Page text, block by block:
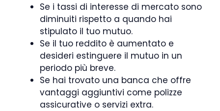
Se i tassi di interesse di mercato sono
diminuiti rispetto a quando hai
stipulato il tuo mutuo.
Se il tuo reddito è aumentato e
desideri estinguere il mutuo in un
periodo più breve.
Se hai trovato una banca che offre
vantaggi aggiuntivi come polizze
assicurative o servizi extra.